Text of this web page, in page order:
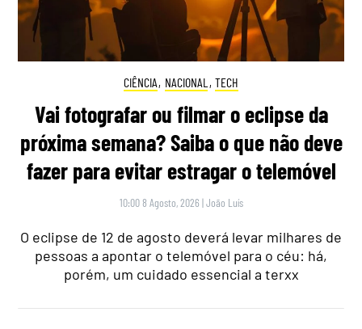
CIÊNCIA, NACIONAL , TECH
Vai fotografar ou filmar o eclipse da
próxima semana? Saiba o que não deve
fazer para evitar estragar o telemóvel
10:00 8 Agosto, 2026 |João Luís
O eclipse de 12 de agosto deverá levar milhares de
pessoas a apontar o telemóvel para o céu: há,
porém, um cuidado essencial a terxx